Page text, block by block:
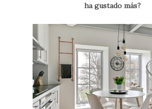
ha gustado más?